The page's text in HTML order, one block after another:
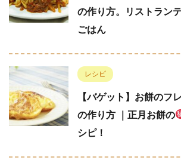
の作り方。リストラン
ごはん
レシピ
【バゲット】お餅のフ
の作り方 ｜正月お餅の
シピ！